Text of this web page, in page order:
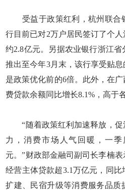
受益于政策红利，杭州联合
行目前已对2万户居民签订了个
约2.8亿元。另据农业银行浙江
推出至今年3月末，该行享受贴息
是政策优化前的6倍。此外，在
费贷款余额同比增长8.1%，高于
“随着政策红利加速释放，促
力，消费市场人气回暖，一季
元。”财政部金融司副司长李楠
经营主体贷款超3.1万亿元，同
扩建、民宿升级等消费服务品质